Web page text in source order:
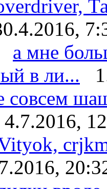
а мне
в ли...
совсем
4.7.2016,